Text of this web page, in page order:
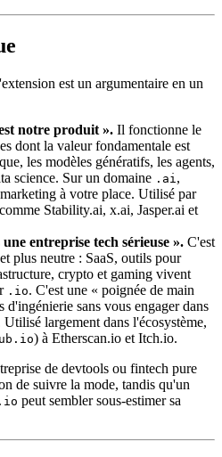
est un argumentaire en un
notre produit ». Il fonctionne le
dont la valeur fondamentale est
les modèles génératifs, les agents,
science. Sur un domaine .ai ,
à votre place. Utilisé par
Stability.ai, x.ai, Jasper.ai et
entreprise tech sérieuse ». C'est
plus neutre : SaaS, outils pour
crypto et gaming vivent
.io. C'est une « poignée de main
d'ingénierie sans vous engager dans
largement dans l'écosystème,
) à Etherscan.io et Itch.io.
de devtools ou fintech pure
de suivre la mode, tandis qu'un
.io peut sembler sous-estimer sa